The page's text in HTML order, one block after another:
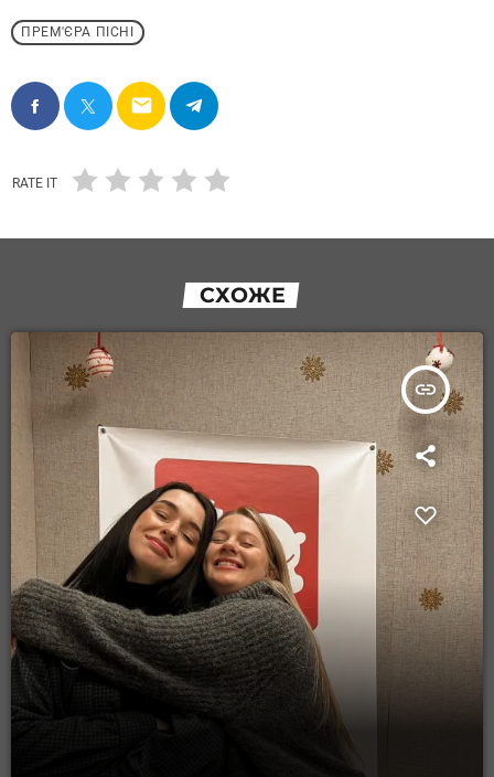
ПРЕМ'ЄРА ПІСНІ
email
RATE IT
СХОЖЕ
insert_link